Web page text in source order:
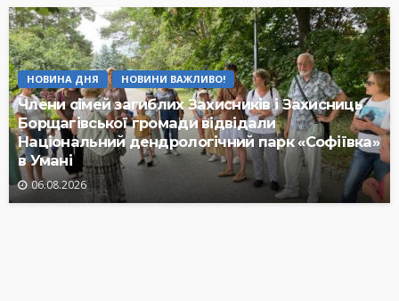
НОВИНА ДНЯ НОВИНИ ВАЖЛИВО!
Члени сімей загиблих Захисників і Захисниць
Борщагівської громади відвідали
Національний дендрологічний парк «Софіївка»
в Умані
06.08.2026